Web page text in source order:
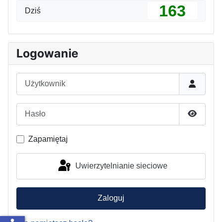
Dziś 163
Logowanie
Pokaż
Zapamiętaj
Uwierzytelnianie sieciowe
Zaloguj